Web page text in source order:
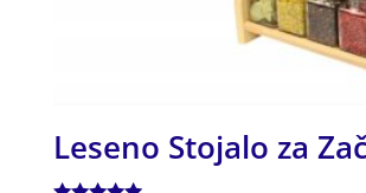
Leseno Stojalo za